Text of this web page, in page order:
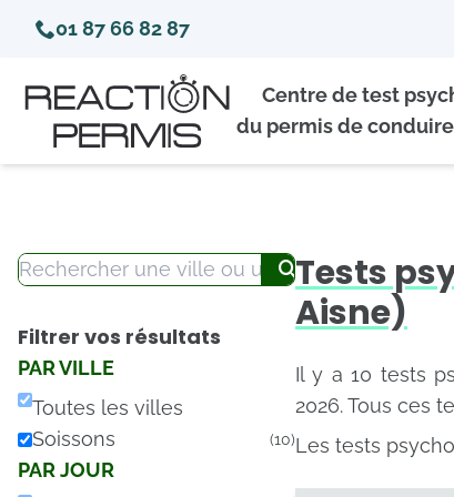
01 87 66 82 87
Centre de test
du permis de
Filtrer vos résultats
PAR VILLE
Toutes les villes
Soissons
(10)
PAR JOUR
Tests
Aisne)
Il y a 10 tests
2026. Tous ces
Les tests